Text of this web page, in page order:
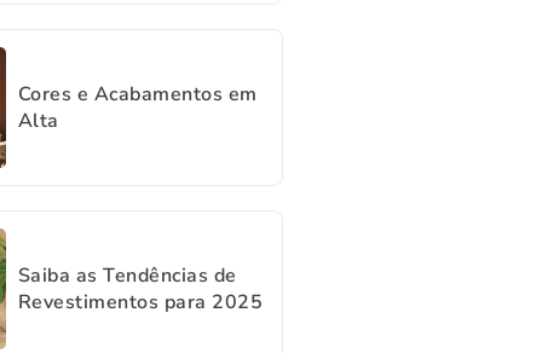
Cores e Acabamentos em
Alta
Saiba as Tendências de
Revestimentos para 2025